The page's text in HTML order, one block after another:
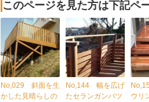
このページを見た方は下記ペ
No,029 斜面を生
かした見晴らしの
No,144 幅を広げ
たセランガンバツ
ウリ